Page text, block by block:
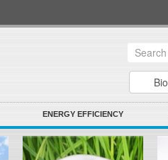
ENERGY EFFICIENCY